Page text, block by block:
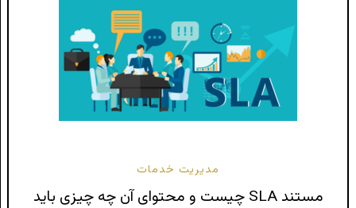
مدیریت خدمات
مستند SLA چیست و محتوای آن چه چیزی باید